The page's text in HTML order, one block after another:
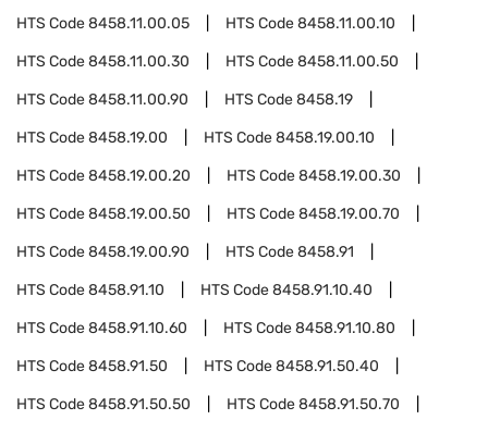
HTS Code8458.11.00.05 HTS Code8458.11.00.10
HTS Code8458.11.00.30 HTS Code8458.11.00.50
HTS Code8458.11.00.90 HTS Code8458.19
HTS Code8458.19.00 HTS Code8458.19.00.10
HTS Code8458.19.00.20 HTS Code8458.19.00.30
HTS Code8458.19.00.50 HTS Code8458.19.00.70
HTS Code8458.19.00.90 HTS Code8458.91
HTS Code8458.91.10 HTS Code8458.91.10.40
HTS Code8458.91.10.60 HTS Code8458.91.10.80
HTS Code8458.91.50 HTS Code8458.91.50.40
HTS Code8458.91.50.50 HTS Code8458.91.50.70